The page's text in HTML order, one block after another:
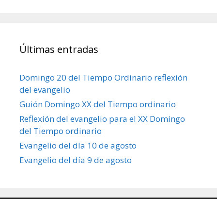
Últimas entradas
Domingo 20 del Tiempo Ordinario reflexión
del evangelio
Guión Domingo XX del Tiempo ordinario
Reflexión del evangelio para el XX Domingo
del Tiempo ordinario
Evangelio del día 10 de agosto
Evangelio del día 9 de agosto